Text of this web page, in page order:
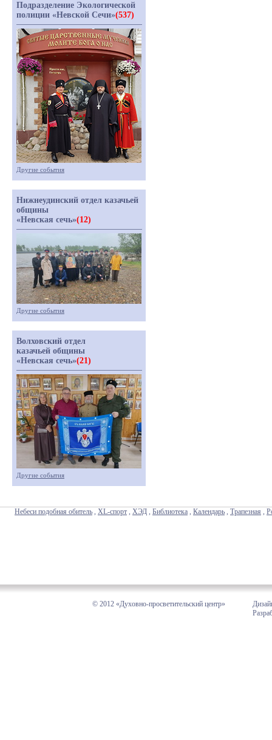
Подразделение Экологической
полиции «Невской Сечи»(537)
Другие события
Нижнеудинский отдел казачьей
общины
«Невская сечь»(12)
Другие события
Волховский отдел
казачьей общины
«Невская сечь»(21)
Другие события
Небеси подобная обитель , XL-спорт , ХЭД , Библиотека , Календарь , Трапезная ,
© 2012 «Духовно-просветительский центр»